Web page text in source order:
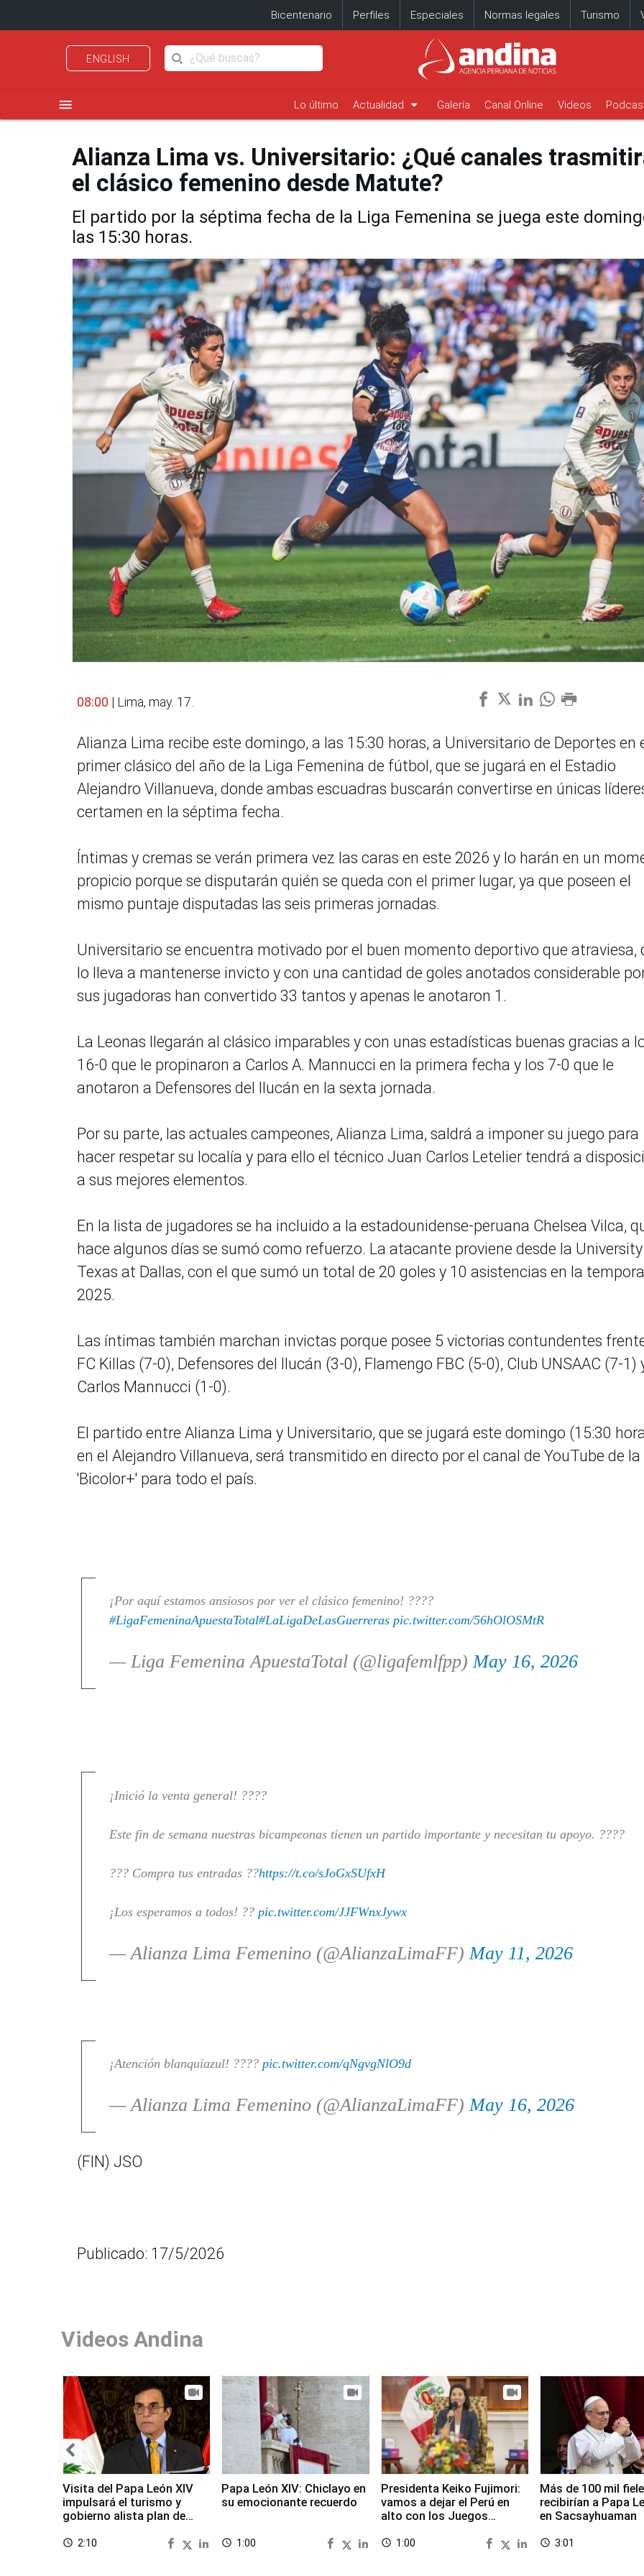
Bicentenario Perfiles Especiales Normas legales Turismo
ENGLISH
menu Lo último Actualidad arrow_drop_down Galería Canal Online Videos
Alianza Lima vs. Universitario: ¿Qué canales
el clásico femenino desde Matute?
El partido por la séptima fecha de la Liga Femenina se juega este
las 15:30 horas.
08:00 | Lima, may. 17.
Alianza Lima recibe este domingo, a las 15:30 horas, a Universitario de Deportes en
primer clásico del año de la Liga Femenina de fútbol, que se jugará en el Estadio
Alejandro Villanueva, donde ambas escuadras buscarán convertirse en únicas
certamen en la séptima fecha.
Íntimas y cremas se verán primera vez las caras en este 2026 y lo harán en un
propicio porque se disputarán quién se queda con el primer lugar, ya que poseen el
mismo puntaje disputadas las seis primeras jornadas.
Universitario se encuentra motivado por el buen momento deportivo que atraviesa,
lo lleva a mantenerse invicto y con una cantidad de goles anotados considerable
sus jugadoras han convertido 33 tantos y apenas le anotaron 1.
La Leonas llegarán al clásico imparables y con unas estadísticas buenas gracias a
16-0 que le propinaron a Carlos A. Mannucci en la primera fecha y los 7-0 que le
anotaron a Defensores del Ilucán en la sexta jornada.
Por su parte, las actuales campeones, Alianza Lima, saldrá a imponer su juego para
hacer respetar su localía y para ello el técnico Juan Carlos Letelier tendrá a
a sus mejores elementos.
En la lista de jugadores se ha incluido a la estadounidense-peruana Chelsea Vilca,
hace algunos días se sumó como refuerzo. La atacante proviene desde la
Texas at Dallas, con el que sumó un total de 20 goles y 10 asistencias en la
2025.
Las íntimas también marchan invictas porque posee 5 victorias contundentes
FC Killas (7-0), Defensores del Ilucán (3-0), Flamengo FBC (5-0), Club UNSAAC (7-1)
Carlos Mannucci (1-0).
El partido entre Alianza Lima y Universitario, que se jugará este domingo (15:30
en el Alejandro Villanueva, será transmitido en directo por el canal de YouTube de la
'Bicolor+' para todo el país.
¡Por aquí estamos ansiosos por ver el clásico femenino! ????
#LigaFemeninaApuestaTotal#LaLigaDeLasGuerreras pic.twitter.com/56hOlOSMtR
— Liga Femenina ApuestaTotal (@ligafemlfpp)May 16, 2026
¡Inició la venta general! ????
Este fin de semana nuestras bicampeonas tienen un partido importante y necesitan tu apoyo. ????
??? Compra tus entradas ??https://t.co/sJoGxSUfxH
¡Los esperamos a todos! ?? pic.twitter.com/JJFWnxJywx
— Alianza Lima Femenino (@AlianzaLimaFF) May 11, 2026
¡Atención blanquiazul! ???? pic.twitter.com/qNgvgNlO9d
— Alianza Lima Femenino (@AlianzaLimaFF)May 16, 2026
(FIN) JSO
Publicado: 17/5/2026
Videos Andina
Visita del Papa León XIV
impulsará el turismo y
gobierno alista plan de
access_time 2:10
Papa León XIV: Chiclayo en
su emocionante recuerdo
access_time 1:00
Presidenta Keiko Fujimori:
vamos a dejar el Perú en
alto con los Juegos
access_time 1:00
Más de 100 mil
recibirían a Papa
en Sacsayhuaman
access_time 3:01